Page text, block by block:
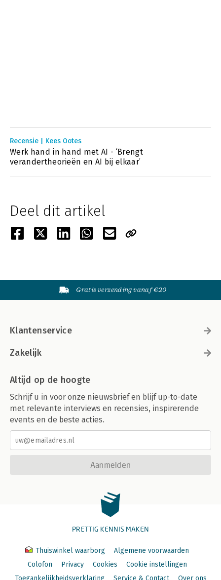
Recensie | Kees Ootes
Werk hand in hand met AI - ‘Brengt
verandertheorieën en AI bij elkaar’
Deel dit artikel
Gratis verzending vanaf €20
Klantenservice
Zakelijk
Altijd op de hoogte
Schrijf u in voor onze nieuwsbrief en blijf up-to-date
met relevante interviews en recensies, inspirerende
events en de beste acties.
Aanmelden
PRETTIG KENNIS MAKEN
Thuiswinkel waarborg
Algemene voorwaarden
Colofon
Privacy Cookies
Cookie instellingen
Toegankelijkheidsverklaring
Service & Contact Over ons